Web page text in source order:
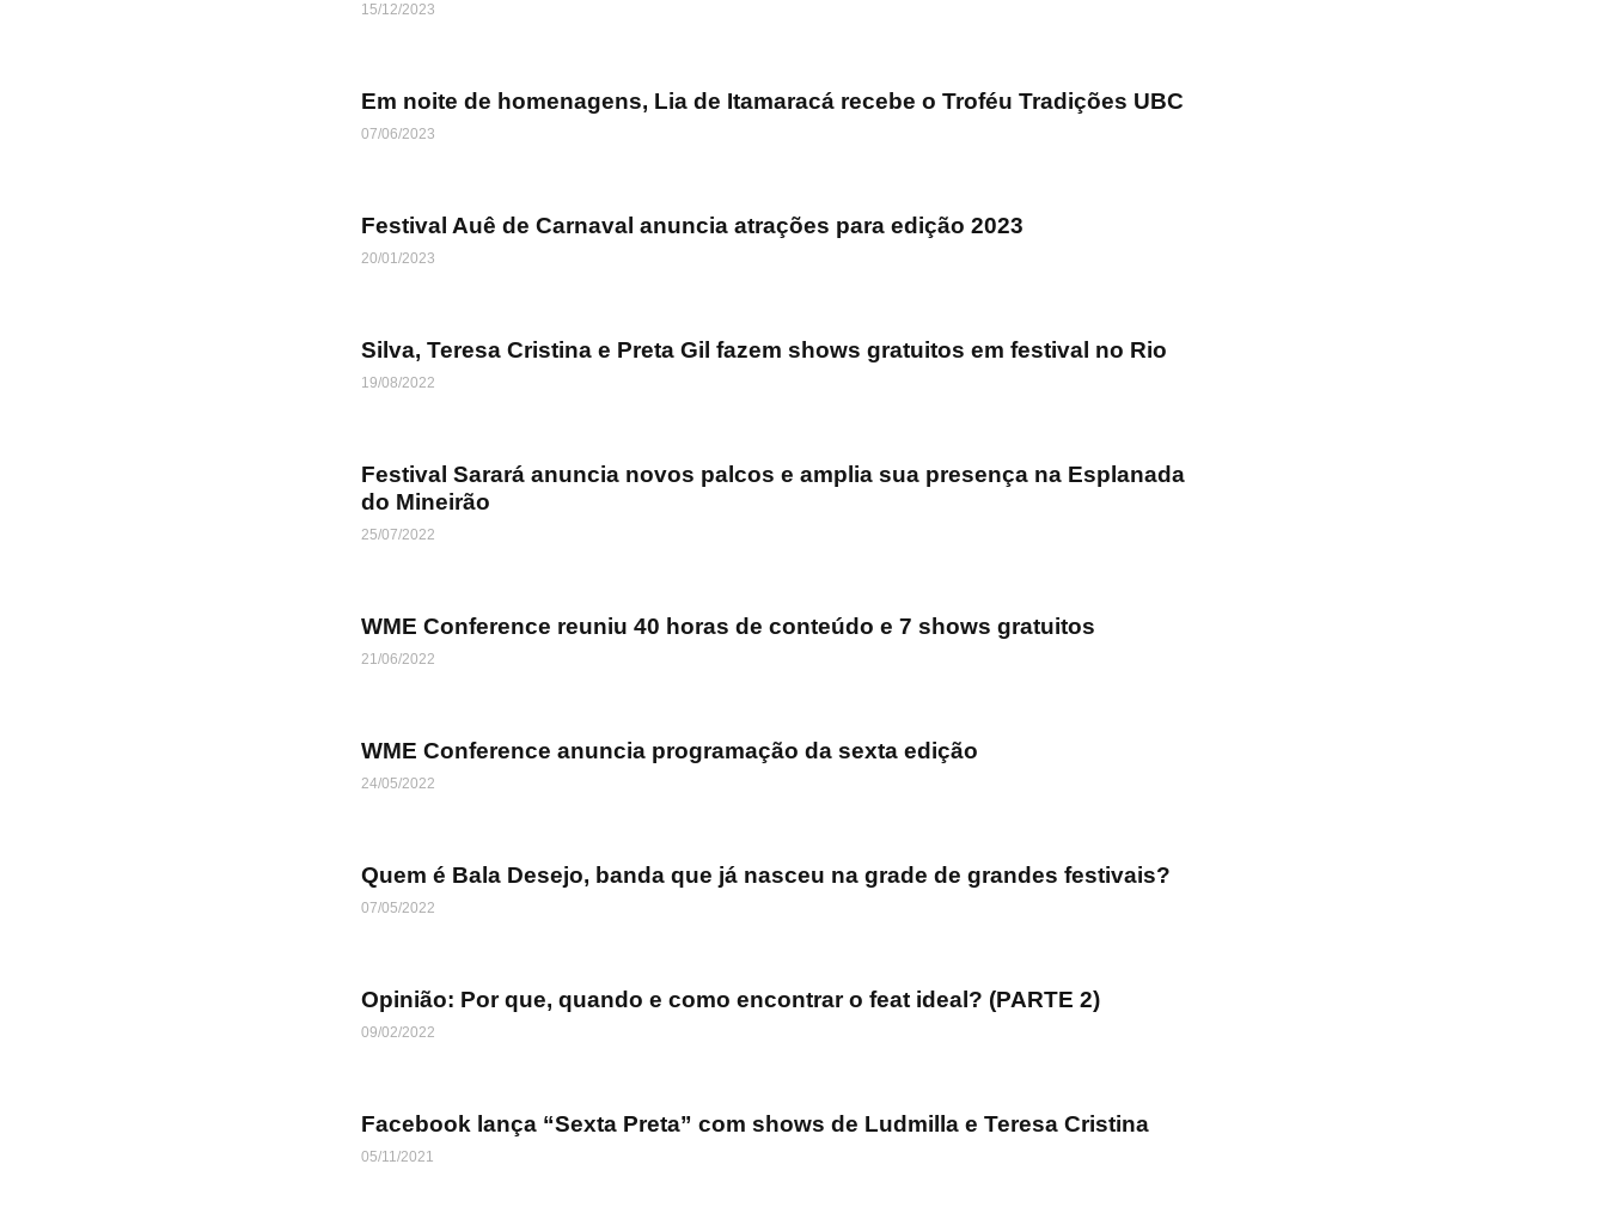
15/12/2023
Em noite de homenagens, Lia de Itamaracá recebe o Troféu Tradições UBC
07/06/2023
Festival Auê de Carnaval anuncia atrações para edição 2023
20/01/2023
Silva, Teresa Cristina e Preta Gil fazem shows gratuitos em festival no Rio
19/08/2022
Festival Sarará anuncia novos palcos e amplia sua presença na Esplanada
do Mineirão
25/07/2022
WME Conference reuniu 40 horas de conteúdo e 7 shows gratuitos
21/06/2022
WME Conference anuncia programação da sexta edição
24/05/2022
Quem é Bala Desejo, banda que já nasceu na grade de grandes festivais?
07/05/2022
Opinião: Por que, quando e como encontrar o feat ideal? (PARTE 2)
09/02/2022
Facebook lança “Sexta Preta” com shows de Ludmilla e Teresa Cristina
05/11/2021